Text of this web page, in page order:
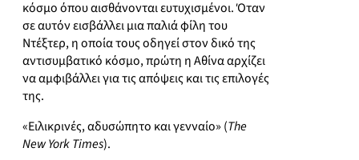
κόσμο όπου αισθάνονται ευτυχισμένοι. Όταν
σε αυτόν εισβάλλει μια παλιά φίλη του
Ντέξτερ, η οποία τους οδηγεί στον δικό της
αντισυμβατικό κόσμο, πρώτη η Αθίνα αρχίζει
να αμφιβάλλει για τις απόψεις και τις επιλογές
της.
«Ειλικρινές, αδυσώπητο και γενναίο» (The
New York Times).